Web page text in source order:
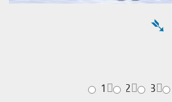
➴
3
2
1